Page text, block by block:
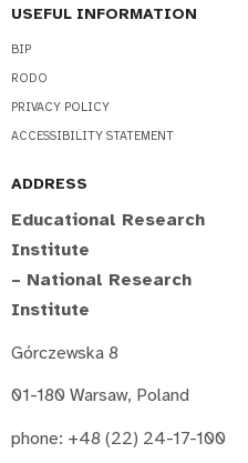
USEFUL INFORMATION
BIP
RODO
PRIVACY POLICY
ACCESSIBILITY STATEMENT
ADDRESS
Educational Research
Institute
– National Research
Institute
Górczewska 8
01-180 Warsaw, Poland
phone: +48 (22) 24-17-100